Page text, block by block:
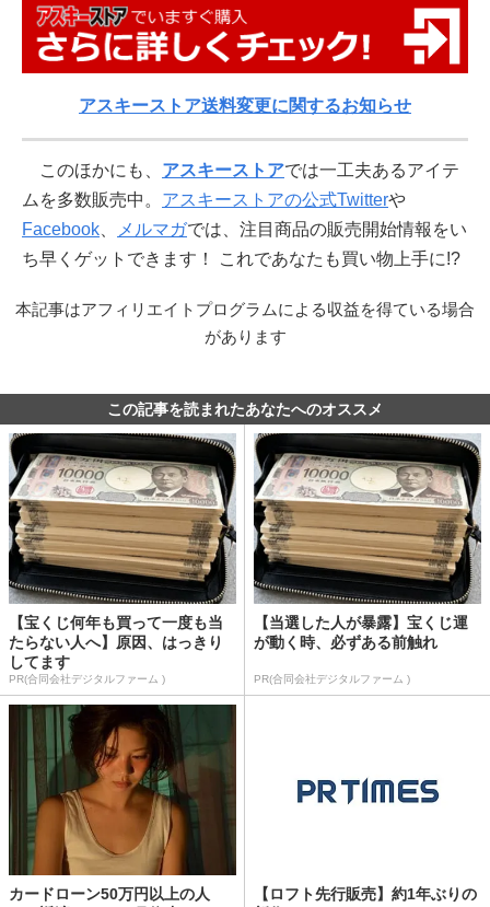
アスキーストア送料変更に関するお知らせ
このほかにも、 アスキーストアでは一工夫あるアイテ
ムを多数販売中。 アスキーストアの公式Twitterや
Facebook
メルマガでは、注目商品の販売開始情報をい
ち早くゲットできます！ これであなたも買い物上手に!?
本記事はアフィリエイトプログラムによる収益を得ている場合
があります
この記事を読まれたあなたへのオススメ
【宝くじ何年も買って一度も当
たらない人へ】原因、はっきり
してます
PR(合同会社デジタルファーム )
【当選した人が暴露】宝くじ運
が動く時、必ずある前触れ
PR(合同会社デジタルファーム )
カードローン50万円以上の人
【ロフト先行販売】約1年ぶりの